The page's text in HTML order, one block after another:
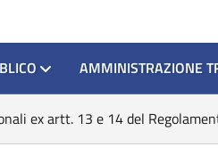
AMMINISTRAZIONE
ex artt. 13 e 14 del